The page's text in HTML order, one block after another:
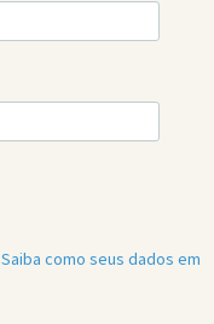
Saiba como seus dados em